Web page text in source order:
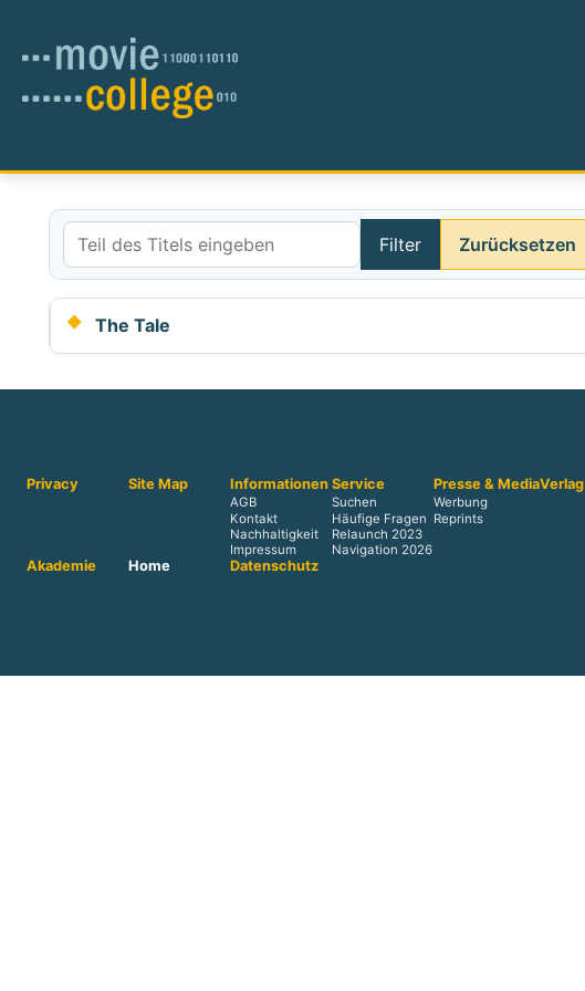
Teil des Titels eingeben
Filter Zurücksetzen
The Tale
Privacy Site Map Informationen
AGB
Kontakt
Nachhaltigkeit
Impressum
Service
Suchen
Häufige Fragen
Relaunch 2023
Navigation 2026
Presse & Media
Werbung
Reprints
Verlag
Akademie Home Datenschutz